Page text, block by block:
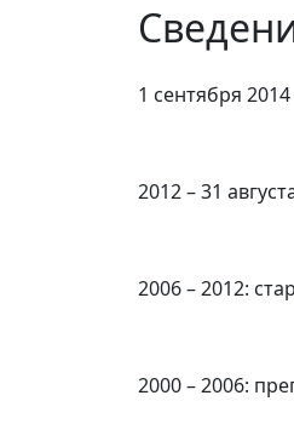
1 сентября
2012 – 31
2006 – 2012:
2000 – 2006: